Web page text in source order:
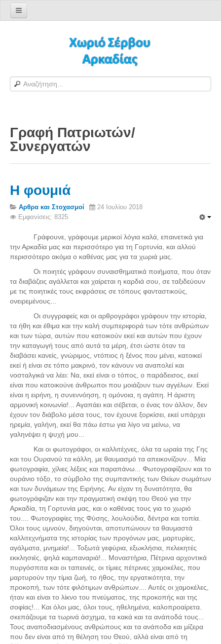
Φόρμα εγγραφής χρήστη
H Ιστοσελίδα μας
Αράπηδες
Αξιοθέατα
Σέρβου και Δήμος Γορτυνίας
Σερβαίοι
Σερβαίοι Καλλιτέχνες
Γραφή Πατριωτών/Συνεργατών
Σερβαίοι Αγωνιστές/Πεσόντες
Σερβαίοι για το Σέρβου
Σύνδεσμος Σερβαίων
Εφημερίδα Αρτοζήνος
Ηλεκτρονική έκδοση Αρτοζήνου
Θέματα και δράσεις Συνδέσμου
Ανακοινώσεις
Η ιστοσελίδα μας
Χάρτης του Site (Sitemap)
Επικοινωνία
Τα Νέα
Τα Τελευταία Νέα
Αυτοί που έφυγαν για πάντα
Γάμοι - Γεννήσεις - Βαπτίσεις
Επιτυχίες - Διακρίσεις
Μηνύματα Επισκεπτών
παλιά αρχειοθετημένα
Λαογραφία
Πολιτιστικά
Οπτικοακουστικά
Φωτορεπορτάζ
Δημοτικά Τραγούδια
Videos
Γραφή Πατριωτών/
Συνεργατών
Η φουμιά
Αρθρα και Στοχασμοί
24 Ιουλίου 2018
Εμφανίσεις: 8325
Γράφουνε, γράφουμε μερικοί λόγια καλά, επαινετικά για
την Αρκαδία μας και περισσότερο για τη Γορτυνία, και αλλού
περισσότερο ακόμα ο καθένας μας για τα χωριά μας.
Οι ποιητές γράφουν συναισθηματικά ποιήματα, που όταν
τα διαβάζεις αγάλλεται και χαίρεται η καρδιά σου, σε ταξιδεύουν
με τις ποιητικές τους εκφράσεις σε τόπους φανταστικούς,
ονειρεμένους...
Οι συγγραφείς και οι αρθρογράφοι γράφουν την ιστορία,
τα ήθη και έθιμα και την καλή συμπεριφορά των τότε ανθρώπων
και των τώρα, αυτών που κατοικούν εκεί και αυτών που έχουν
την καταγωγή τους από αυτά τα μέρη, έτσι ώστε όταν τα
διαβάσει κανείς, γνώριμος, ντόπιος ή ξένος που μένει, κατοικεί
εκεί ή είναι σε τόπο μακρινό, τον κάνουν να αναπολεί και
νοσταλγικά να λέει: Να, εκεί είναι ο τόπος, ο παράδεισος, εκεί
είναι που κατοικούνε άνθρωποι που μοιάζουν των αγγέλων. Εκεί
είναι η ειρήνη, η συνεννόηση, η ομόνοια, η αγάπη. Η άριστη
αρμονική κοινωνία!... Αγαπάει και σέβεται, ο ένας τον άλλον, δεν
έχουν τον διάβολο μέσα τους, τον έχουνε ξορκίσει, εκεί υπάρχει
ηρεμία, γαλήνη, εκεί θα πάω έστω για λίγο να μείνω, να
γαληνέψει η ψυχή μου...
Και οι φωτογράφοι, οι καλλιτέχνες, όλα τα ωραία της Γης
και του Ουρανού τα κάλλη, με θαυμασμό τα απεικονίζουν... Μία
φωτογραφία, χίλιες λέξεις και παραπάνω... Φωτογραφίζουν και το
ουράνιο τόξο, το σύμβολο της συμπαντικής των Θείων σωμάτων
και των δυνάμεων της Ειρήνης. Αν είχαν τη δυνατότητα, θα
φωτογράφιζαν και την πραγματική σκέψη του Θεού για την
Αρκαδία, τη Γορτυνία μας, και ο καθένας τους για το χωριό
του.... Φωτογραφίες της Φύσης, λουλούδια, δέντρα και τοπία.
Όλοι τους υμνούν, διηγούνται, αποτυπώνουν τα θαυμαστά
καλλιτεχνήματα της ιστορίας των προγόνων μας, μαρτυρίες,
αγάλματα, μνημεία!... Τοξωτά γεφύρια, εξωκλήσια, πελεκητές
εκκλησιές, ψηλά καμπαναριά!... Μοναστήρια, Πέτρινα αρχοντικά
πυργόσπιτα και οι ταπεινές, οι τίμιες πέτρινες χαμοκέλες, που
μαρτυρούν την τίμια ζωή, το ήθος, την εργατικότητα, την
προκοπή, των τότε φιλότιμων ανθρώπων.... Αυτές οι χαμοκέλες,
ήταν και είναι το λίκνο του πνεύματος, της προκοπής και της
σοφίας!... Και όλοι μας, όλοι τους, ηθελημένα, καλοπροαίρετα.
σκεπάζουμε τα τωρινά άσχημα, τα κακά και τα ανάποδά τους...
Τους αναποδιασμένους ανθρώπους και τα ανάποδα και μίζερα
που δεν είναι από τη θέληση του Θεού, αλλά είναι από τη